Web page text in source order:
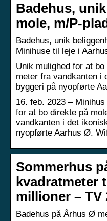
Badehus,
mole, m/P-
Badehus, unik
Minihuse til leje i
Unik mulighed for at
meter fra vandkanten i
byggeri på nyopførte
16. feb. 2023 –
for at bo direkte på
vandkanten i det
nyopførte Aarhus Ø.
Sommerhus
kvadratmeter
millioner – TV
Badehus på Århus Ø